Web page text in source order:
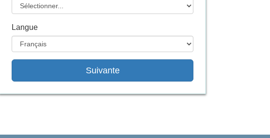
Le mariage
Réponses aux drogues
Langue
Suivante